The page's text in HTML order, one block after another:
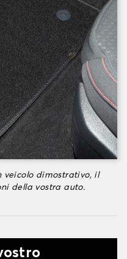
veicolo dimostrativo, il
della vostra auto.